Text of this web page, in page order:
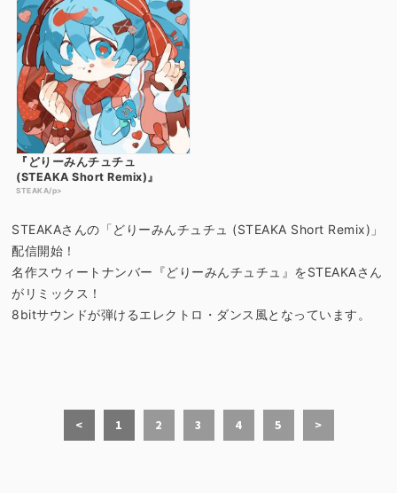
『どりーみんチュチュ
(STEAKA Short Remix)』
STEAKA/p>
STEAKAさんの「どりーみんチュチュ (STEAKA Short Remix)」
配信開始！
名作スウィートナンバー『どりーみんチュチュ』をSTEAKAさん
がリミックス！
8bitサウンドが弾けるエレクトロ・ダンス風となっています。
< 1 2 3 4 5 >